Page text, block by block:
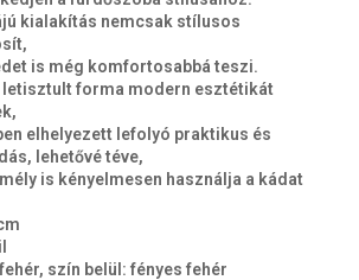
kialakítás nemcsak stílusos
is még komfortosabbá teszi.
letisztult forma modern esztétikát
elhelyezett lefolyó praktikus és
lehetővé téve,
is kényelmesen használja a kádat
szín belül: fényes fehér